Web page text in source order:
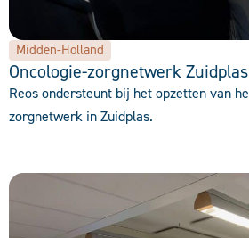
Midden-Holland
Oncologie-zorgnetwerk Zuidplas
Reos ondersteunt bij het opzetten van
zorgnetwerk in Zuidplas.